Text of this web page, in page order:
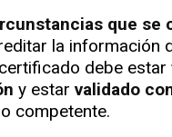
que se
la información
debe estar
y estar validado
competente.